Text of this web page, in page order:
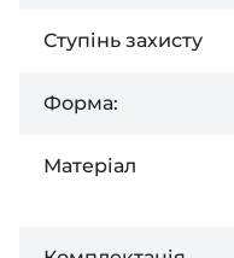
Ступінь захисту
Форма:
Матеріал